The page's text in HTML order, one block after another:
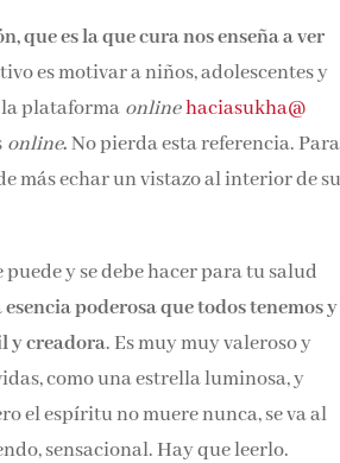
que es la que cura nos enseña a ver
es motivar a niños, adolescentes y
plataforma online haciasukha@
online.No pierda esta referencia. Para
más echar un vistazo al interior de
y se debe hacer para tu salud
poderosa que todos tenemos y
y creadora. Es muy muy valeroso y
como una estrella luminosa, y
el espíritu no muere nunca, se va al
sensacional. Hay que leerlo.